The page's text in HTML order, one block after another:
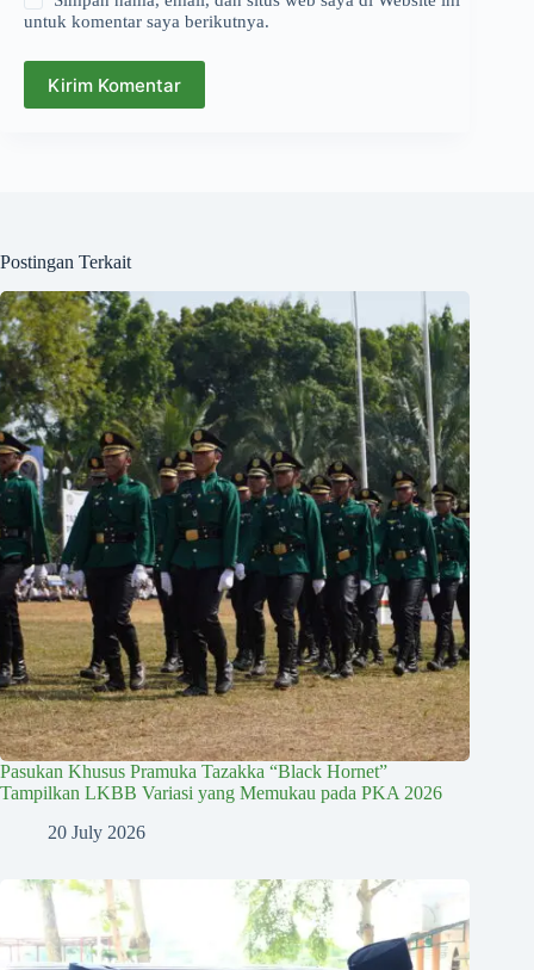
untuk komentar saya berikutnya.
Kirim Komentar
Postingan Terkait
Pasukan Khusus Pramuka Tazakka “Black Hornet”
Tampilkan LKBB Variasi yang Memukau pada PKA 2026
20 July 2026